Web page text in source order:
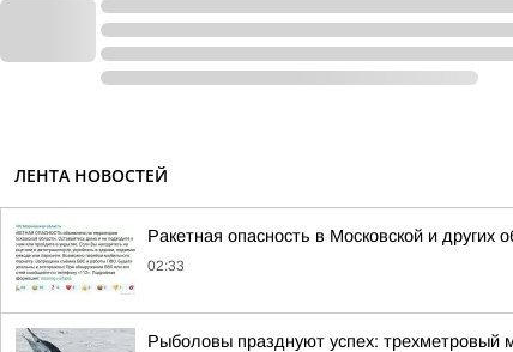
ЛЕНТА НОВОСТЕЙ
Ракетная опасность в Московской и других
02:33
Рыболовы празднуют успех: трехметровый